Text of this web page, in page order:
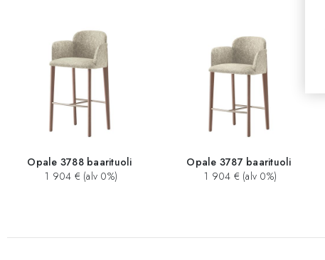
Opale 3788 baarituoli
1 904 € (alv 0%)
Opale 3787 baarituoli
1 904 € (alv 0%)